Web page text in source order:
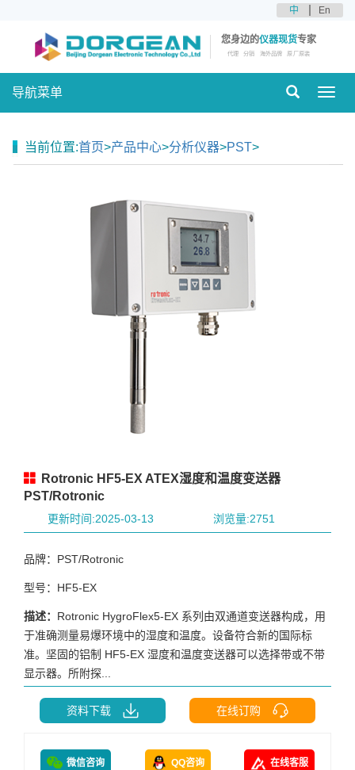
中 En
您身边的仪器现货专家
代理 分销 海外品牌 原厂原装
导航菜单
当前位置:首页>产品中心>分析仪器>PST>
Rotronic HF5-EX ATEX湿度和温度变送器
PST/Rotronic
更新时间:2025-03-13 浏览量:2751
品牌：PST/Rotronic
型号：HF5-EX
描述： Rotronic HygroFlex5-EX 系列由双通道变送器构成，用
于准确测量易爆环境中的湿度和温度。设备符合新的国际标
准。坚固的铝制 HF5-EX 湿度和温度变送器可以选择带或不带
显示器。所附探...
资料下载 在线订购
微信咨询 QQ咨询 在线客服